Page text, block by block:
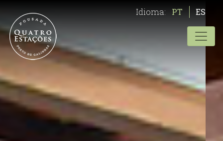
Idioma: PT ES